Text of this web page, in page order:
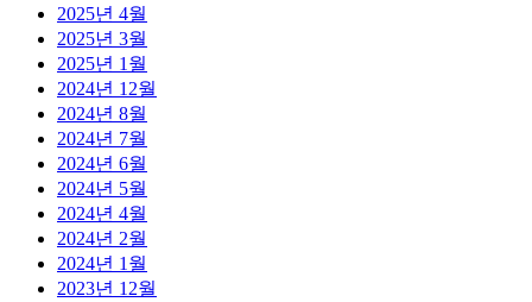
2025년 4월
2025년 3월
2025년 1월
2024년 12월
2024년 8월
2024년 7월
2024년 6월
2024년 5월
2024년 4월
2024년 2월
2024년 1월
2023년 12월